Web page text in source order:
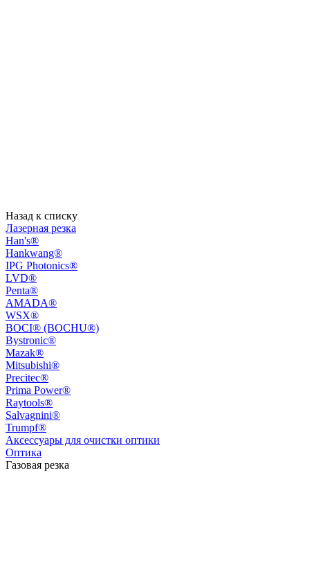
Назад к списку
Лазерная резка
Han's®
Hankwang®
IPG Photonics®
LVD®
Penta®
AMADA®
WSX®
BOCI® (BOCHU®)
Bystronic®
Mazak®
Mitsubishi®
Precitec®
Prima Power®
Raytools®
Salvagnini®
Trumpf®
Аксессуары для очистки оптики
Оптика
Газовая резка